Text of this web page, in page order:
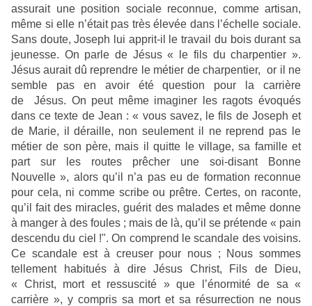
assurait une position sociale reconnue, comme artisan,
même si elle n’était pas très élevée dans l’échelle sociale.
Sans doute, Joseph lui apprit-il le travail du bois durant sa
jeunesse. On parle de Jésus « le fils du charpentier ».
Jésus aurait dû reprendre le métier de charpentier, or il ne
semble pas en avoir été question pour la carrière
de Jésus. On peut même imaginer les ragots évoqués
dans ce texte de Jean : « vous savez, le fils de Joseph et
de Marie, il déraille, non seulement il ne reprend pas le
métier de son père, mais il quitte le village, sa famille et
part sur les routes prêcher une soi-disant Bonne
Nouvelle », alors qu’il n’a pas eu de formation reconnue
pour cela, ni comme scribe ou prêtre. Certes, on raconte,
qu’il fait des miracles, guérit des malades et même donne
à manger à des foules ; mais de là, qu’il se prétende « pain
descendu du ciel !". On comprend le scandale des voisins.
Ce scandale est à creuser pour nous ; Nous sommes
tellement habitués à dire Jésus Christ, Fils de Dieu,
« Christ, mort et ressuscité » que l’énormité de sa «
carrière », y compris sa mort et sa résurrection ne nous